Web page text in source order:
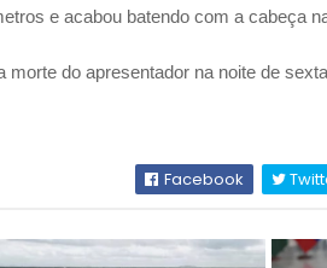
e acabou batendo com a cabeça
do apresentador na noite de
Facebook